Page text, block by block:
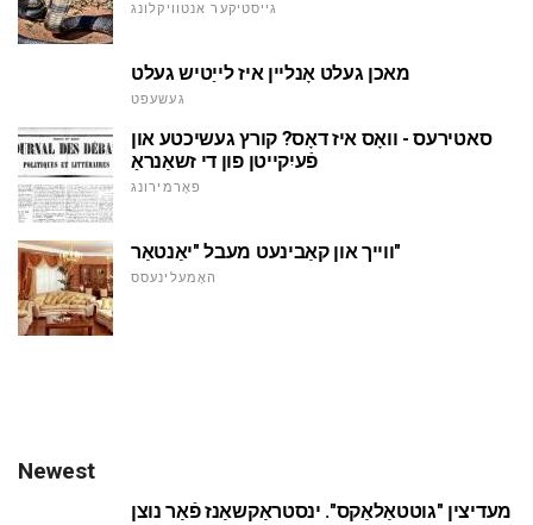
גייסטיקער אנטוויקלונג
מאכן געלט אָנליין איז לייַטיש געלט
געשעפט
סאטירעס - וואָס איז דאָס? קורץ געשיכטע און
פֿעיִקייטן פון די זשאַנראַ
פאָרמירונג
ווייך און קאַבינעט מעבל "יאַנטאַר"
האָמעלינעסס
Newest
מעדיצין "גוטטאַלאַקס". ינסטראַקשאַנז פֿאַר נוצן